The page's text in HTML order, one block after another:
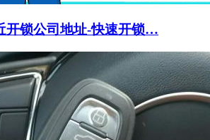
开锁公司地址-快速开锁…